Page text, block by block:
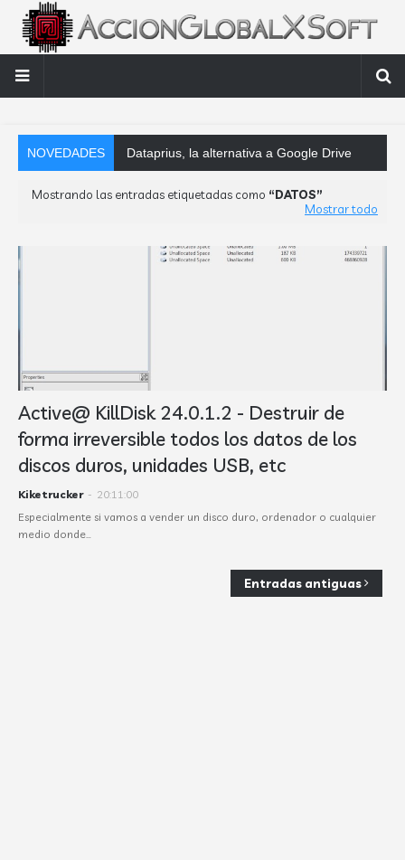
NOVEDADES Dataprius, la alternativa a Google Drive y Dropbox que las empresa
Mostrando las entradas etiquetadas como
DATOS
Mostrar todo
Active@ KillDisk 24.0.1.2 - Destruir de
forma irreversible todos los datos de los
discos duros, unidades USB, etc
Kiketrucker - 20:11:00
Especialmente si vamos a vender un disco duro, ordenador o cualquier
medio donde…
Entradas antiguas